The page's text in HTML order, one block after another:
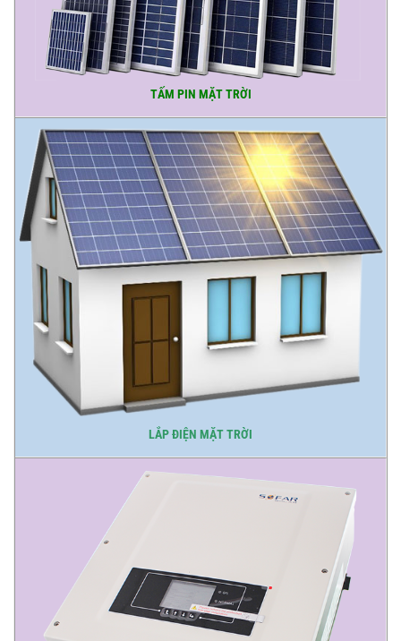
TẤM PIN MẶT TRỜI
LẮP ĐIỆN MẶT TRỜI